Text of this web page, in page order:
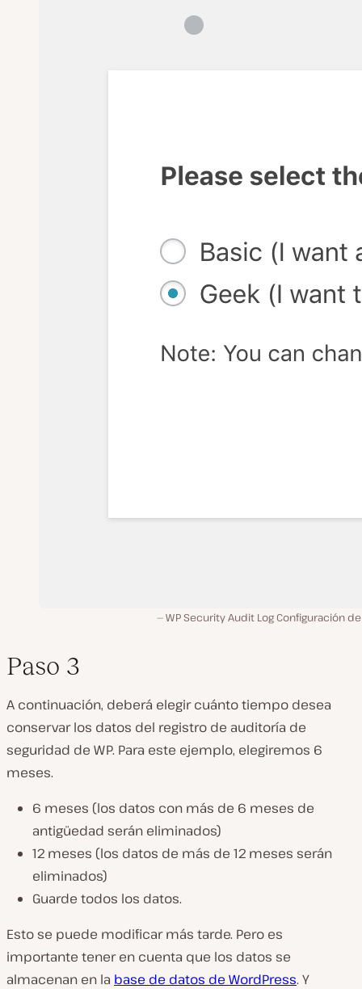
WP Security Audit Log Configuración
Paso 3
A continuación, deberá elegir cuánto tiempo desea
conservar los datos del registro de auditoría de
seguridad de WP. Para este ejemplo, elegiremos 6
meses.
6 meses (los datos con más de 6 meses de
antigüedad serán eliminados)
12 meses (los datos de más de 12 meses serán
eliminados)
Guarde todos los datos.
Esto se puede modificar más tarde. Pero es
importante tener en cuenta que los datos se
almacenan en la base de datos de WordPress. Y